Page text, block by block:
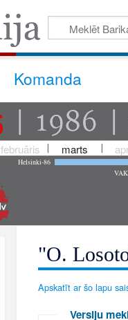
Komanda
februāris marts
Helsinki-86
VAK
"O.
Apskatīt ar šo lapu
Versiju